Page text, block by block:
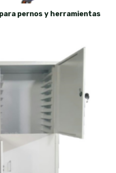
pernos y herramientas